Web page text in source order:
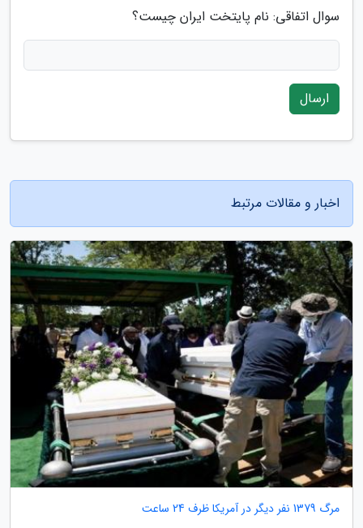
سوال اتفاقی: نام پایتخت ایران چیست؟
ارسال
اخبار و مقالات مرتبط
مرگ 1379 نفر دیگر در آمریکا ظرف 24 ساعت